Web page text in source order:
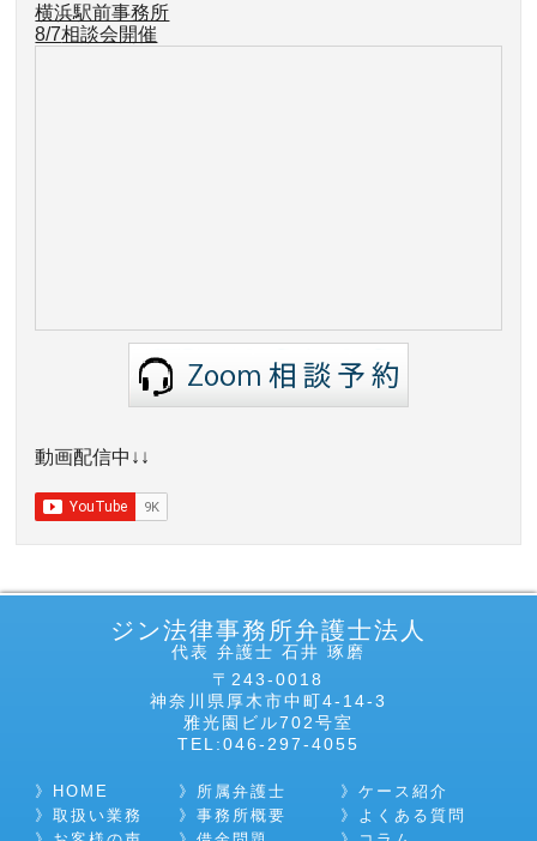
横浜駅前事務所
8/7相談会開催
動画配信中↓↓
ジン法律事務所弁護士法人
代表 弁護士 石井 琢磨
〒243-0018
神奈川県厚木市中町4-14-3
雅光園ビル702号室
TEL:046-297-4055
HOME
取扱い業務
所属弁護士
事務所概要
ケース紹介
よくある質問